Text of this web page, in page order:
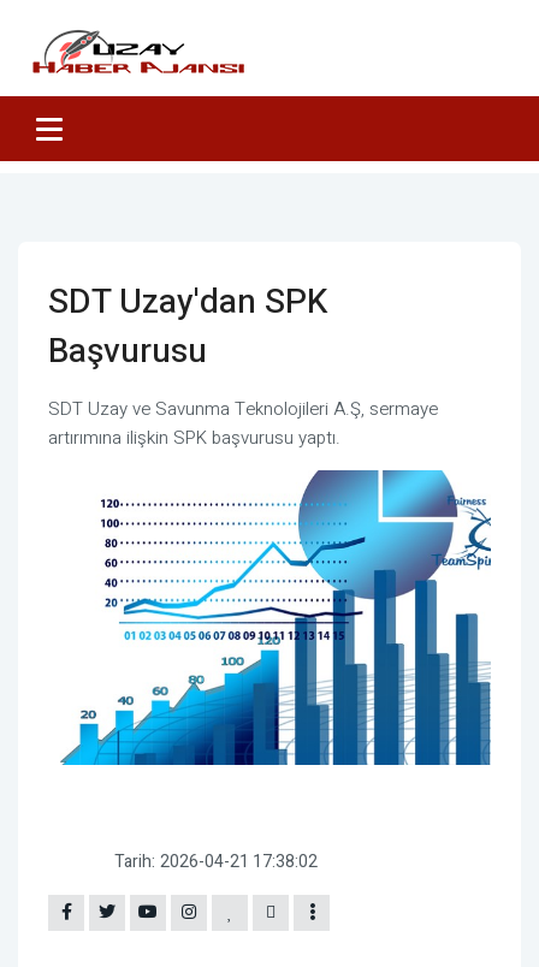
SDT Uzay'dan SPK
Başvurusu
SDT Uzay ve Savunma Teknolojileri A.Ş, sermaye
artırımına ilişkin SPK başvurusu yaptı.
Tarih: 2026-04-21 17:38:02